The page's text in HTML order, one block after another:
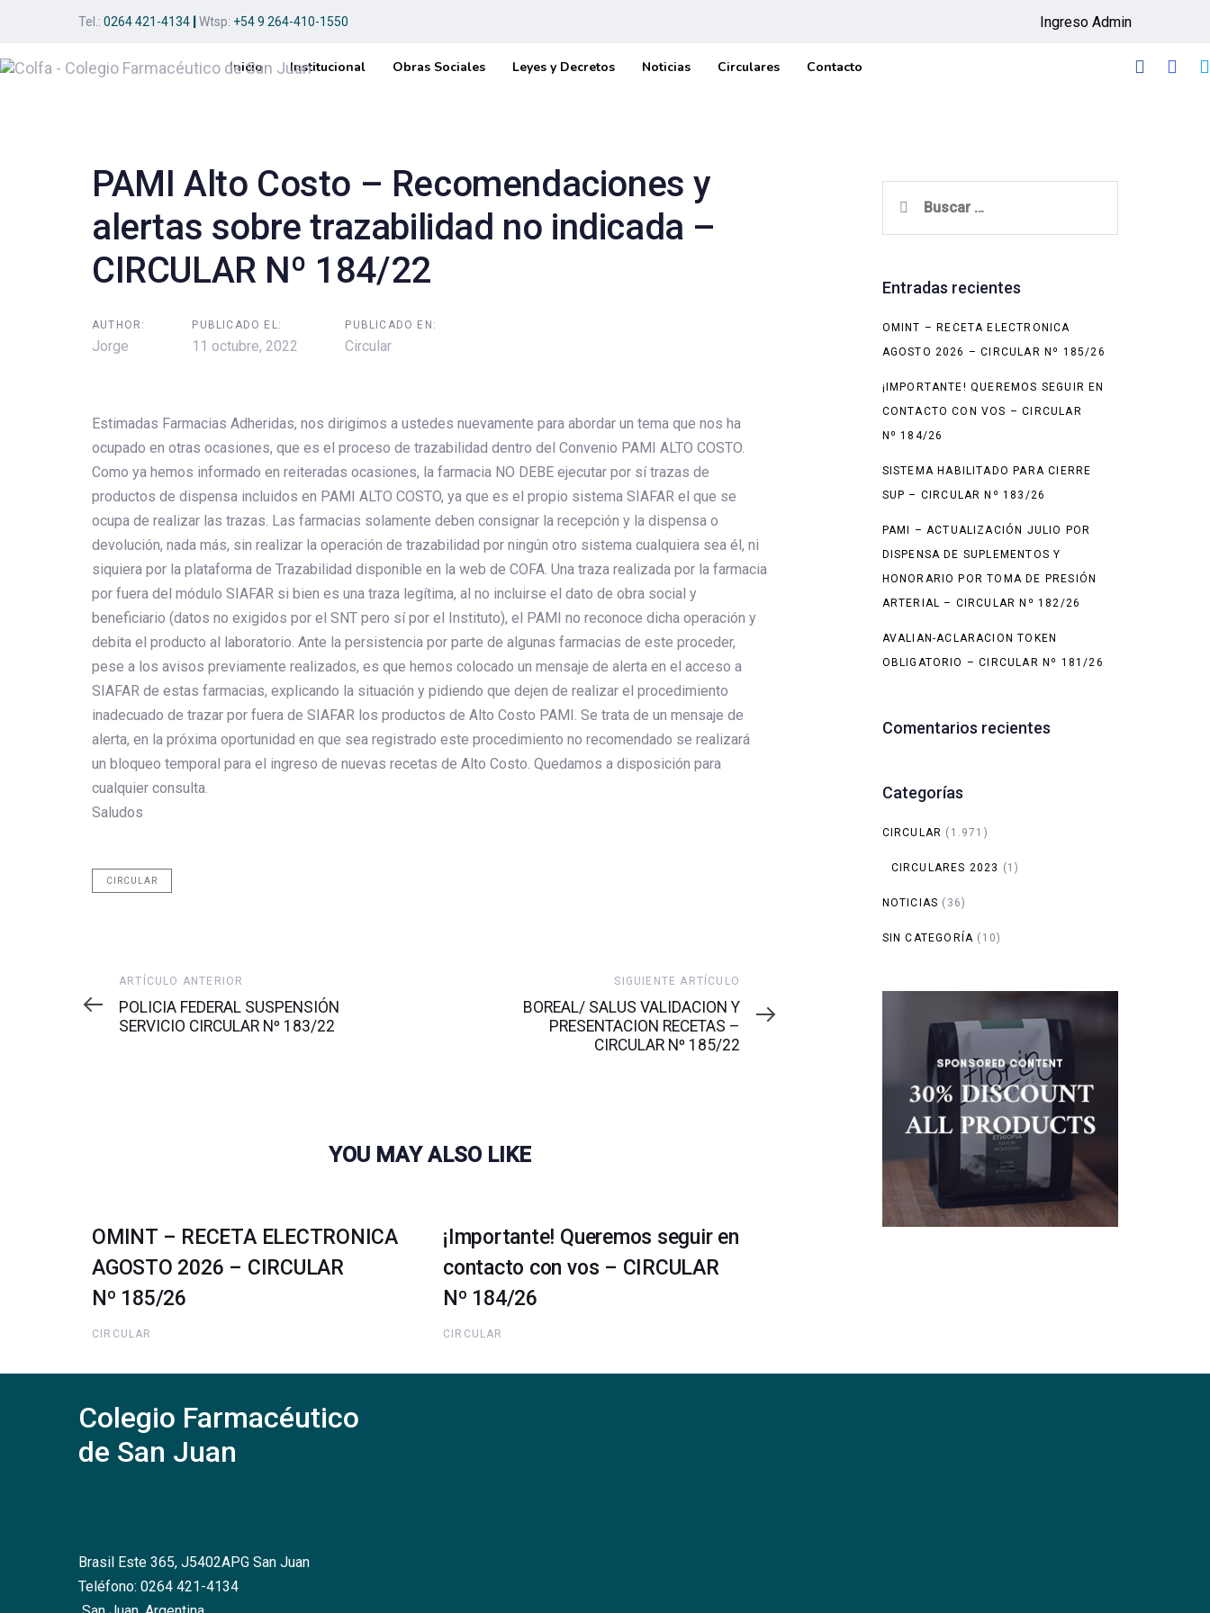
primary
Tel.: 0264 421-4134 Wtsp: +54 9 264-410-1550 Ingreso Admin
Inicio Institucional Obras Sociales Leyes y Decretos Noticias Circulares Contacto
PAMI Alto Costo – Recomendaciones y
alertas sobre trazabilidad no indicada –
CIRCULAR Nº 184/22
AUTHOR:
Jorge
PUBLICADO EL:
11 octubre, 2022
PUBLICADO EN:
Circular
Estimadas Farmacias Adheridas, nos dirigimos a ustedes nuevamente para abordar un tema que nos ha
ocupado en otras ocasiones, que es el proceso de trazabilidad dentro del Convenio PAMI ALTO COSTO.
Como ya hemos informado en reiteradas ocasiones, la farmacia NO DEBE ejecutar por sí trazas de
productos de dispensa incluidos en PAMI ALTO COSTO, ya que es el propio sistema SIAFAR el que se
ocupa de realizar las trazas. Las farmacias solamente deben consignar la recepción y la dispensa o
devolución, nada más, sin realizar la operación de trazabilidad por ningún otro sistema cualquiera sea él, ni
siquiera por la plataforma de Trazabilidad disponible en la web de COFA. Una traza realizada por la farmacia
por fuera del módulo SIAFAR si bien es una traza legítima, al no incluirse el dato de obra social y
beneficiario (datos no exigidos por el SNT pero sí por el Instituto), el PAMI no reconoce dicha operación y
debita el producto al laboratorio. Ante la persistencia por parte de algunas farmacias de este proceder,
pese a los avisos previamente realizados, es que hemos colocado un mensaje de alerta en el acceso a
SIAFAR de estas farmacias, explicando la situación y pidiendo que dejen de realizar el procedimiento
inadecuado de trazar por fuera de SIAFAR los productos de Alto Costo PAMI. Se trata de un mensaje de
alerta, en la próxima oportunidad en que sea registrado este procedimiento no recomendado se realizará
un bloqueo temporal para el ingreso de nuevas recetas de Alto Costo. Quedamos a disposición para
cualquier consulta.
Saludos
CIRCULAR
Artículo
anterior
ARTÍCULO ANTERIOR
POLICIA FEDERAL SUSPENSIÓN
SERVICIO CIRCULAR Nº 183/22
artículo
SIGUIENTE ARTÍCULO
BOREAL/ SALUS VALIDACION Y
PRESENTACION RECETAS –
CIRCULAR Nº 185/22
YOU MAY ALSO LIKE
OMINT – RECETA ELECTRONICA
AGOSTO 2026 – CIRCULAR
Nº 185/26
CIRCULAR
¡Importante! Queremos seguir en
contacto con vos – CIRCULAR
Nº 184/26
CIRCULAR
Entradas recientes
OMINT – RECETA ELECTRONICA
AGOSTO 2026 – CIRCULAR Nº 185/26
¡IMPORTANTE! QUEREMOS SEGUIR EN
CONTACTO CON VOS – CIRCULAR
Nº 184/26
SISTEMA HABILITADO PARA CIERRE
SUP – CIRCULAR Nº 183/26
PAMI – ACTUALIZACIÓN JULIO POR
DISPENSA DE SUPLEMENTOS Y
HONORARIO POR TOMA DE PRESIÓN
ARTERIAL – CIRCULAR Nº 182/26
AVALIAN-ACLARACION TOKEN
OBLIGATORIO – CIRCULAR Nº 181/26
Comentarios recientes
Categorías
CIRCULAR (1.971)
CIRCULARES 2023 (1)
NOTICIAS (36)
SIN CATEGORÍA (10)
Colegio Farmacéutico
de San Juan
Brasil Este 365, J5402APG San Juan
Teléfono: 0264 421-4134